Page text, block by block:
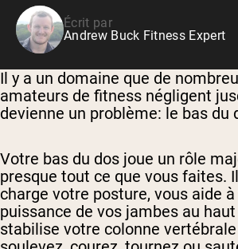
Écrit par
Andrew Buck Fitness Expert
Il y a un domaine que de
amateurs de fitness négligent
devienne un problème: le bas du
Votre bas du dos joue un rôle
presque tout ce que vous faites.
charge votre posture, vous aide
puissance de vos jambes au
stabilise votre colonne